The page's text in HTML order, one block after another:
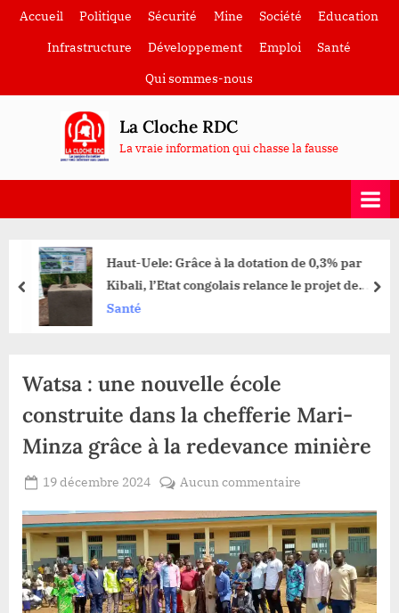
SkipAccueil Politique Sécurité Mine Société
Education
Infrastructure
Développement Emploi
Santé
Qui sommes-nous
La Cloche RDC
La vraie information qui chasse la fausse
Haut-Uele: Grâce à la dotation de 0,3% par
Kibali, l’Etat congolais relance le projet de
construction de l’Hôpital Général de Référence
Santé
prev
Watsa : une nouvelle école
construite dans la chefferie Mari-
Minza grâce à la redevance minière
Posted
19 décembre 2024
ROMEO
Aucun commentaire
:
une
nouvelle
école
construite